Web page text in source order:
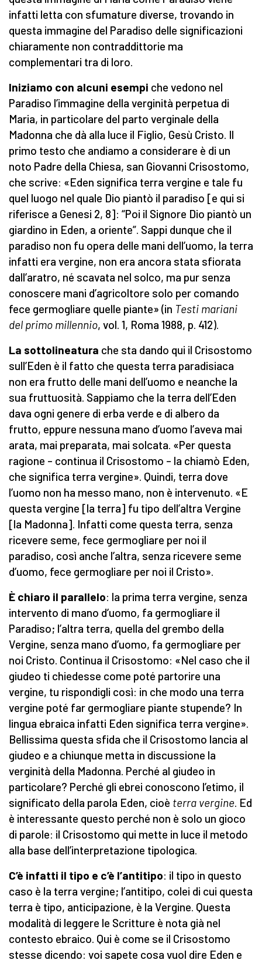
infatti letta con sfumature diverse, trovando in
questa immagine del Paradiso delle significazioni
chiaramente non contraddittorie ma
complementari tra di loro.
Iniziamo con alcuni esempi che vedono nel
Paradiso l’immagine della verginità perpetua di
Maria, in particolare del parto verginale della
Madonna che dà alla luce il Figlio, Gesù Cristo. Il
primo testo che andiamo a considerare è di un
noto Padre della Chiesa, san Giovanni Crisostomo,
che scrive: «Eden significa terra vergine e tale fu
quel luogo nel quale Dio piantò il paradiso [e qui si
riferisce a Genesi 2, 8]: “Poi il Signore Dio piantò un
giardino in Eden, a oriente”. Sappi dunque che il
paradiso non fu opera delle mani dell’uomo, la terra
infatti era vergine, non era ancora stata sfiorata
dall’aratro, né scavata nel solco, ma pur senza
conoscere mani d’agricoltore solo per comando
fece germogliare quelle piante» (in Testi mariani
del primo millennio, vol. 1, Roma 1988, p. 412).
La sottolineatura che sta dando qui il Crisostomo
sull’Eden è il fatto che questa terra paradisiaca
non era frutto delle mani dell’uomo e neanche la
sua fruttuosità. Sappiamo che la terra dell’Eden
dava ogni genere di erba verde e di albero da
frutto, eppure nessuna mano d’uomo l’aveva mai
arata, mai preparata, mai solcata. «Per questa
ragione – continua il Crisostomo – la chiamò Eden,
che significa terra vergine». Quindi, terra dove
l’uomo non ha messo mano, non è intervenuto. «E
questa vergine [la terra] fu tipo dell’altra Vergine
[la Madonna]. Infatti come questa terra, senza
ricevere seme, fece germogliare per noi il
paradiso, così anche l’altra, senza ricevere seme
d’uomo, fece germogliare per noi il Cristo».
È chiaro il parallelo: la prima terra vergine, senza
intervento di mano d’uomo, fa germogliare il
Paradiso; l’altra terra, quella del grembo della
Vergine, senza mano d’uomo, fa germogliare per
noi Cristo. Continua il Crisostomo: «Nel caso che il
giudeo ti chiedesse come poté partorire una
vergine, tu rispondigli così: in che modo una terra
vergine poté far germogliare piante stupende? In
lingua ebraica infatti Eden significa terra vergine».
Bellissima questa sfida che il Crisostomo lancia al
giudeo e a chiunque metta in discussione la
verginità della Madonna. Perché al giudeo in
particolare? Perché gli ebrei conoscono l’etimo, il
significato della parola Eden, cioè terra vergine. Ed
è interessante questo perché non è solo un gioco
di parole: il Crisostomo qui mette in luce il metodo
alla base dell’interpretazione tipologica.
C’è infatti il tipo e c’è l’antitipo: il tipo in questo
caso è la terra vergine; l’antitipo, colei di cui questa
terra è tipo, anticipazione, è la Vergine. Questa
modalità di leggere le Scritture è nota già nel
contesto ebraico. Qui è come se il Crisostomo
stesse dicendo: voi sapete cosa vuol dire Eden e